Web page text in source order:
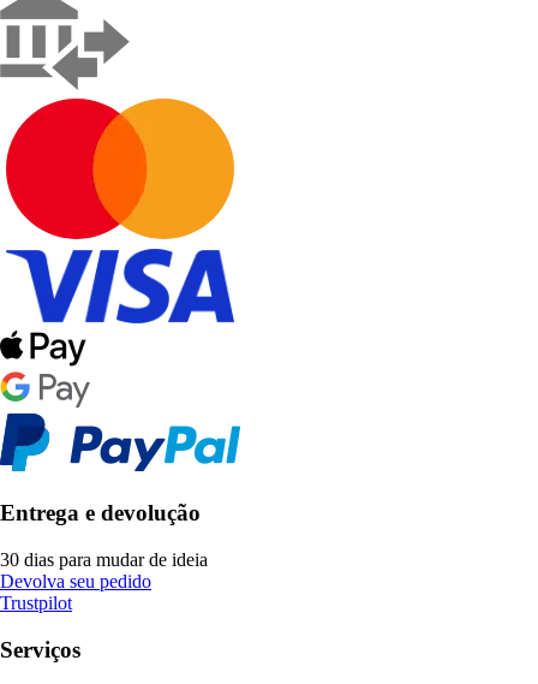
Entrega e devolução
30 dias para mudar de ideia
Devolva seu pedido
Trustpilot
Serviços